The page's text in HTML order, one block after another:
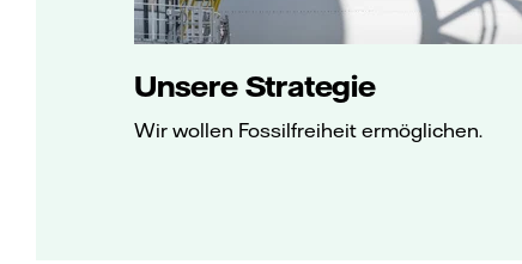
Unsere Strategie
Wir wollen Fossilfreiheit ermöglichen.